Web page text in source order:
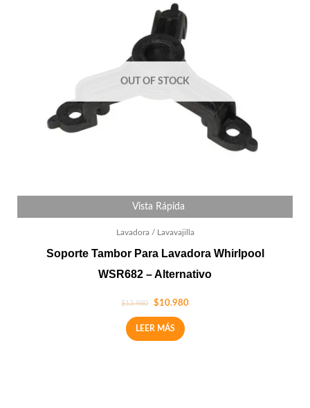
OUT OF STOCK
Vista Rápida
Lavadora / Lavavajilla
Soporte Tambor Para Lavadora Whirlpool
WSR682 – Alternativo
$13.980 $10.980
LEER MÁS